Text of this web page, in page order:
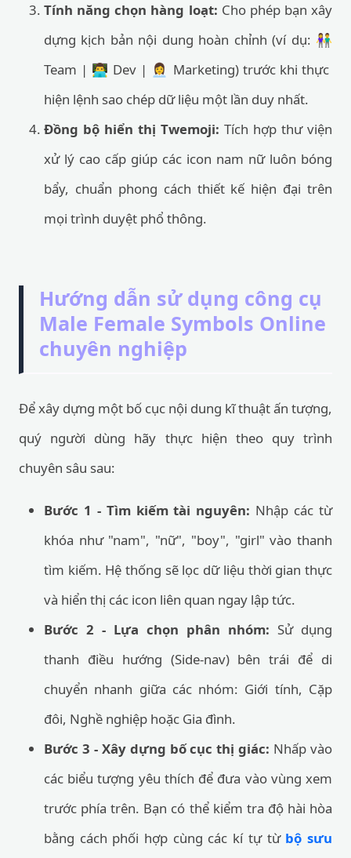
Tính năng chọn hàng loạt: Cho phép bạn xây
dựng kịch bản nội dung hoàn chỉnh (ví dụ: 👫
Team | 👨‍💻 Dev | 👩‍💼 Marketing) trước khi thực
hiện lệnh sao chép dữ liệu một lần duy nhất.
Đồng bộ hiển thị Twemoji: Tích hợp thư viện
xử lý cao cấp giúp các icon nam nữ luôn bóng
bẩy, chuẩn phong cách thiết kế hiện đại trên
mọi trình duyệt phổ thông.
Hướng dẫn sử dụng công cụ
Male Female Symbols Online
chuyên nghiệp
Để xây dựng một bố cục nội dung kĩ thuật ấn tượng,
quý người dùng hãy thực hiện theo quy trình
chuyên sâu sau:
Bước 1 - Tìm kiếm tài nguyên: Nhập các từ
khóa như "nam", "nữ", "boy", "girl" vào thanh
tìm kiếm. Hệ thống sẽ lọc dữ liệu thời gian thực
và hiển thị các icon liên quan ngay lập tức.
Bước 2 - Lựa chọn phân nhóm: Sử dụng
thanh điều hướng (Side-nav) bên trái để di
chuyển nhanh giữa các nhóm: Giới tính, Cặp
đôi, Nghề nghiệp hoặc Gia đình.
Bước 3 - Xây dựng bố cục thị giác: Nhấp vào
các biểu tượng yêu thích để đưa vào vùng xem
trước phía trên. Bạn có thể kiểm tra độ hài hòa
bằng cách phối hợp cùng các kí tự từ bộ sưu